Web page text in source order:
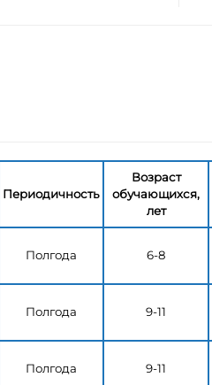
Периодичность
Возраст
обучающихся,
лет
Полгода 6-8
Полгода 9-11
Полгода 9-11